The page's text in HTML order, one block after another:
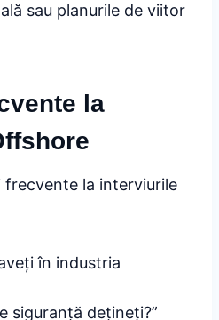
sau planurile de viitor
la
la interviurile
în industria
siguranță dețineți?”